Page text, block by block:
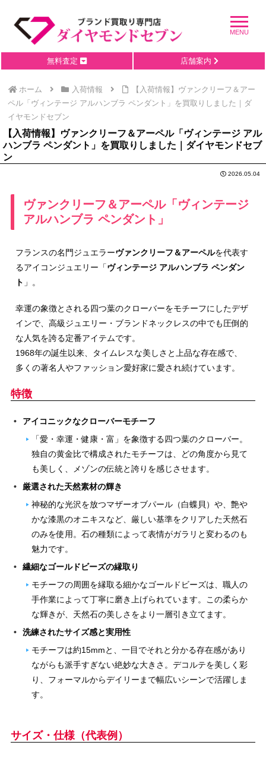
無料査定 店舗案内
ホーム 入荷情報
【入荷情報】ヴァンクリーフ＆アー
ペル「ヴィンテージ アルハンブラ ペンダント」を買取りしました｜ダ
イヤモンドセブン
【入荷情報】ヴァンクリーフ＆アーペル「ヴィンテージ アル
ハンブラ ペンダント」を買取りしました｜ダイヤモンドセブ
ン
2026.05.04
ヴァンクリーフ＆アーペル「ヴィンテージ
アルハンブラ ペンダント」
フランスの名門ジュエラーヴァンクリーフ＆アーペルを代表す
るアイコンジュエリー「ヴィンテージ アルハンブラ ペンダン
ト 」。
幸運の象徴とされる四つ葉のクローバーをモチーフにしたデザ
インで、高級ジュエリー・ブランドネックレスの中でも圧倒的
な人気を誇る定番アイテムです。
1968年の誕生以来、タイムレスな美しさと上品な存在感で、
多くの著名人やファッション愛好家に愛され続けています。
特徴
アイコニックなクローバーモチーフ
「愛・幸運・健康・富」を象徴する四つ葉のクローバー。
独自の黄金比で構成されたモチーフは、どの角度から見て
も美しく、メゾンの伝統と誇りを感じさせます。
厳選された天然素材の輝き
神秘的な光沢を放つマザーオブパール（白蝶貝）や、艶や
かな漆黒のオニキスなど、厳しい基準をクリアした天然石
のみを使用。石の種類によって表情がガラリと変わるのも
魅力です。
繊細なゴールドビーズの縁取り
モチーフの周囲を縁取る細かなゴールドビーズは、職人の
手作業によって丁寧に磨き上げられています。この柔らか
な輝きが、天然石の美しさをより一層引き立てます。
洗練されたサイズ感と実用性
モチーフは約15mmと、一目でそれと分かる存在感があり
ながらも派手すぎない絶妙な大きさ。デコルテを美しく彩
り、フォーマルからデイリーまで幅広いシーンで活躍しま
す。
サイズ・仕様（代表例）